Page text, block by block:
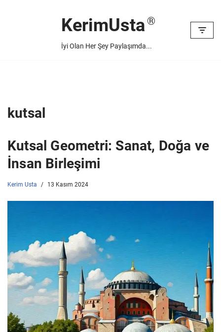
KerimUsta
İyi Olan Her Şey Paylaşımda...
kutsal
Kutsal Geometri: Sanat, Doğa ve
İnsan Birleşimi
Kerim Usta 13 Kasım 2024